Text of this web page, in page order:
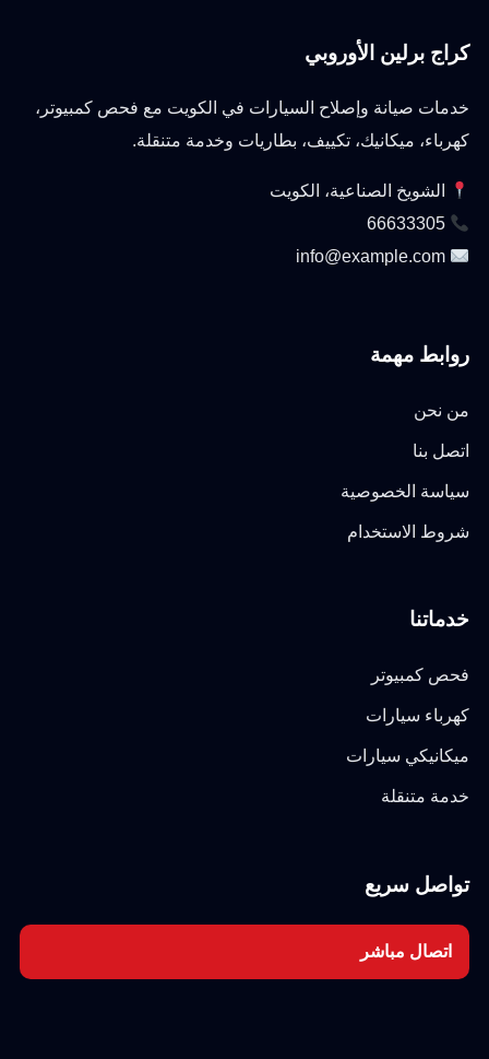
كراج برلين الأوروبي
خدمات صيانة وإصلاح السيارات في الكويت مع فحص كمبيوتر،
كهرباء، ميكانيك، تكييف، بطاريات وخدمة متنقلة.
الشويخ الصناعية، الكويت
66633305
info@example.com
روابط مهمة
من نحن
اتصل بنا
سياسة الخصوصية
شروط الاستخدام
خدماتنا
فحص كمبيوتر
كهرباء سيارات
ميكانيكي سيارات
خدمة متنقلة
تواصل سريع
اتصال مباشر